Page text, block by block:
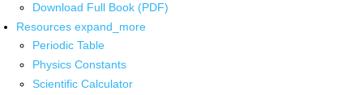
Download Full Book (PDF)
Resources expand_more
Periodic Table
Physics Constants
Scientific Calculator